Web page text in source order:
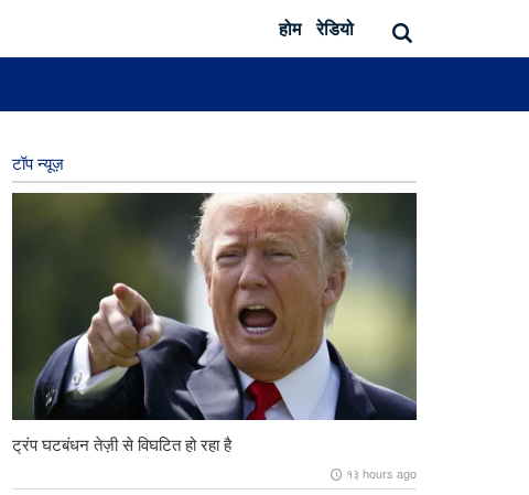
होम रेडियो
टॉप न्यूज़
ट्रंप घटबंधन तेज़ी से विघटित हो रहा है
१३ hours ago